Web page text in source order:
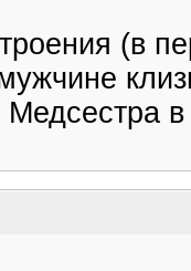
(в
Медсестра